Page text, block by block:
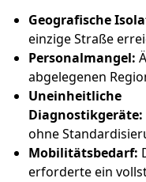
Geografische
einzige Straße
Personalmangel:
abgelegenen
Uneinheitliche
Diagnostikgeräte:
ohne
Mobilitätsbedarf:
erforderte ein